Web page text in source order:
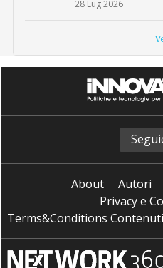
28 Lug 2026
About Autori
Privacy e
Terms&Conditions